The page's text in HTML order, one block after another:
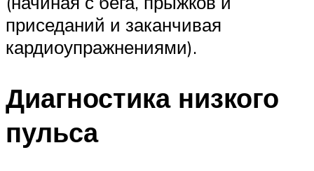
приседаний и заканчивая
кардиоупражнениями).
Диагностика низкого
пульса